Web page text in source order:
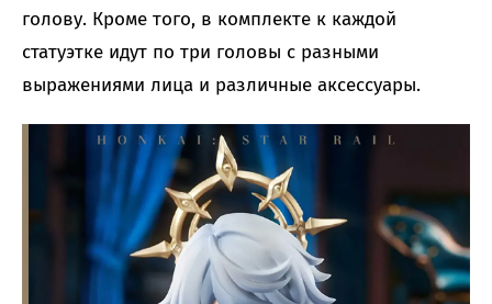
голову. Кроме того, в комплекте к каждой
статуэтке идут по три головы с разными
выражениями лица и различные аксессуары.